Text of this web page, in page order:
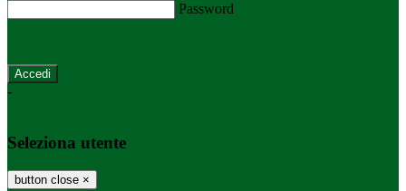
Password
-
Seleziona utente
button close ×